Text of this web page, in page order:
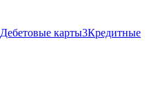
Дебетовые карты3Кредитные